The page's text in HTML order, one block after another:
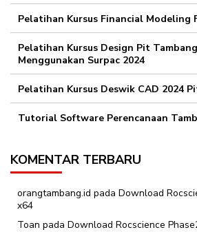
Pelatihan Kursus Financial Modeling
Pelatihan Kursus Design Pit
Menggunakan Surpac 2024
Pelatihan Kursus Deswik CAD 2024
Tutorial Software Perencanaan
KOMENTAR TERBARU
orangtambang.id pada Download
x64
Toan pada Download Rocscience